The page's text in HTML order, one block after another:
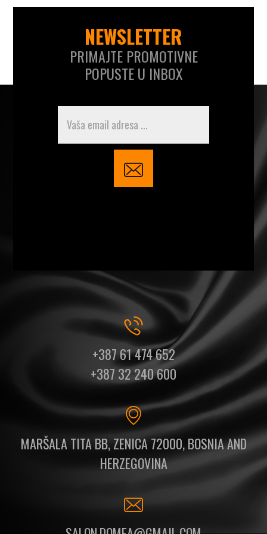
NEWSLETTER
PRIMAJTE PROMOTIVNE
POPUSTE U INBOX
+387 61 474 652
+387 32 240 600
MARŠALA TITA BB, ZENICA 72000, BOSNIA AND
HERZEGOVINA